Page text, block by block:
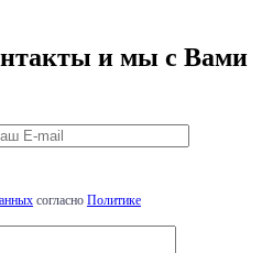
и мы с Вами
согласно Политике